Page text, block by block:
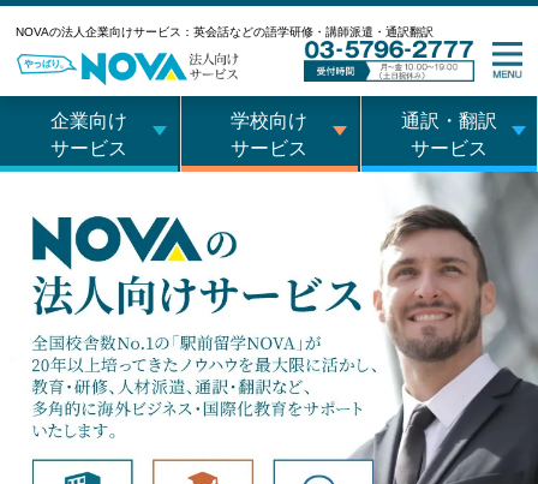
NOVAの法人企業向けサービス：英会話などの語学研修・講師派遣・通訳翻訳
企業向け
サービス
学校向け
サービス
通訳・翻訳
サービス